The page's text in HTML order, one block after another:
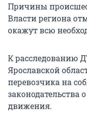
Причины
Власти региона
окажут всю
К расследованию
Ярославской
перевозчика на
законодательства
движения.